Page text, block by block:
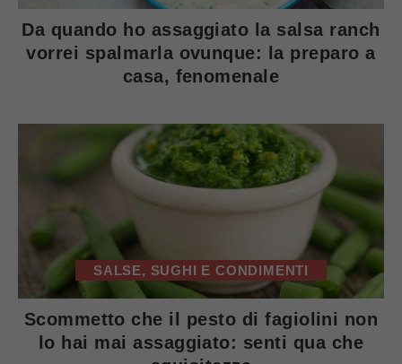
Da quando ho assaggiato la salsa ranch
vorrei spalmarla ovunque: la preparo a
casa, fenomenale
SALSE, SUGHI E CONDIMENTI
Scommetto che il pesto di fagiolini non
lo hai mai assaggiato: senti qua che